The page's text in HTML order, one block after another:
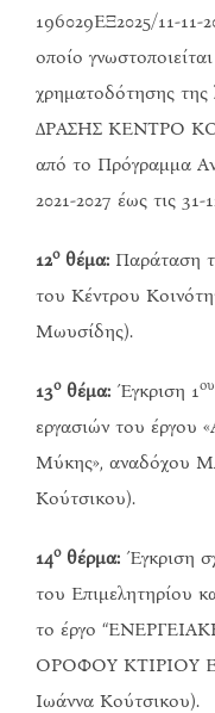
196029ΕΞ2025/11-
οποίο
χρηματοδότησης της
ΔΡΑΣΗΣ ΚΕΝΤΡΟ
από το Πρόγραμμα
2021-2027 έως τις
12οθέμα: Παράταση
του Κέντρου
Μωυσίδης).
13οθέμα: Έγκριση 1 ου
εργασιών του έργου
Μύκης», αναδόχου
Κούτσικου).
14οθέρμα: Έγκριση
του Επιμελητηρίου
το έργο
ΟΡΟΦΟΥ ΚΤΙΡΙΟΥ
Ιωάννα Κούτσικου).